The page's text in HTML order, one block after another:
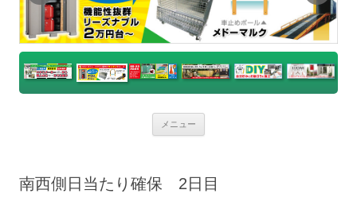
メニュー
ス
南西側日当たり確保 2日目